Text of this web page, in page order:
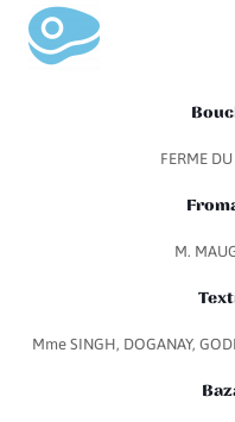
FERME
M.
Mme SINGH, DOGANAY,